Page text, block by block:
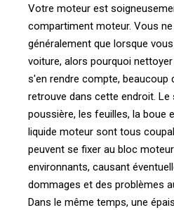
Votre moteur est
compartiment moteur. Vous
généralement que lorsque
voiture, alors pourquoi
s'en rendre compte, beaucoup
retrouve dans cette endroit. Le
poussière, les feuilles, la boue
liquide moteur sont tous
peuvent se fixer au bloc
environnants, causant
dommages et des problèmes
Dans le même temps, une